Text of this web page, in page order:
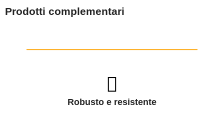
Prodotti complementari
Robusto e resistente